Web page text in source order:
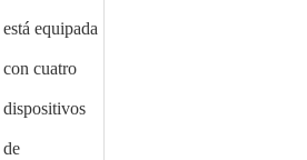
está equipada
con cuatro
dispositivos
de